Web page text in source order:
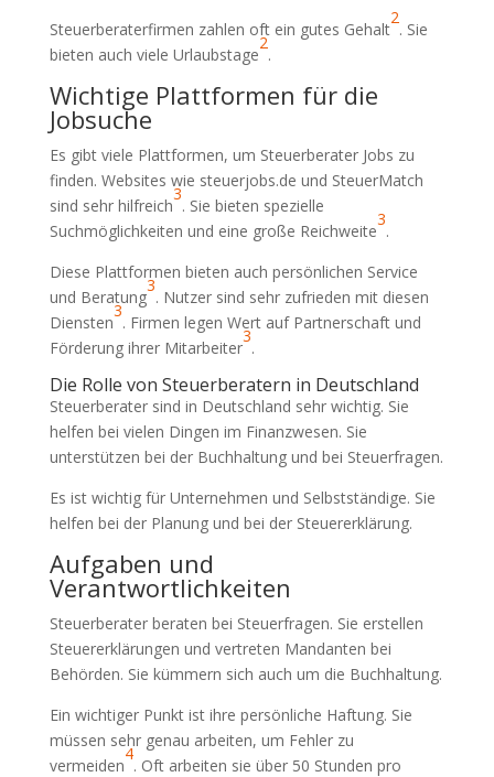
Steuerberaterfirmen zahlen oft ein gutes Gehalt
2
. Sie
bieten auch viele Urlaubstage
2
.
Wichtige Plattformen für die
Jobsuche
Es gibt viele Plattformen, um Steuerberater Jobs zu
finden. Websites wie steuerjobs.de und SteuerMatch
sind sehr hilfreich
3
. Sie bieten spezielle
Suchmöglichkeiten und eine große Reichweite
3
.
Diese Plattformen bieten auch persönlichen Service
und Beratung
3
. Nutzer sind sehr zufrieden mit diesen
Diensten
3
. Firmen legen Wert auf Partnerschaft und
Förderung ihrer Mitarbeiter
3
.
Die Rolle von Steuerberatern in Deutschland
Steuerberater sind in Deutschland sehr wichtig. Sie
helfen bei vielen Dingen im Finanzwesen. Sie
unterstützen bei der Buchhaltung und bei Steuerfragen.
Es ist wichtig für Unternehmen und Selbstständige. Sie
helfen bei der Planung und bei der Steuererklärung.
Aufgaben und
Verantwortlichkeiten
Steuerberater beraten bei Steuerfragen. Sie erstellen
Steuererklärungen und vertreten Mandanten bei
Behörden. Sie kümmern sich auch um die Buchhaltung.
Ein wichtiger Punkt ist ihre persönliche Haftung. Sie
müssen sehr genau arbeiten, um Fehler zu
vermeiden
4
. Oft arbeiten sie über 50 Stunden pro